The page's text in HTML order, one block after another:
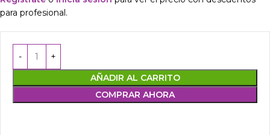
para profesional.
AÑADIR AL CARRITO
COMPRAR AHORA